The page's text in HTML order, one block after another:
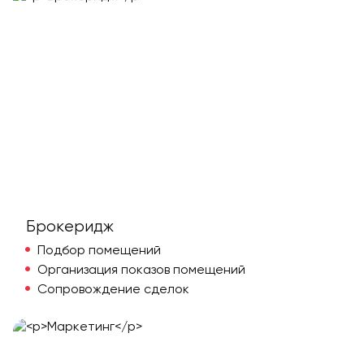
Брокеридж
Подбор помещений
Организация показов помещений
Сопровождение сделок